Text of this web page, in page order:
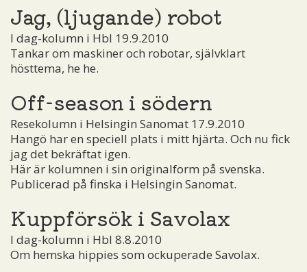
Jag, (ljugande) robot
I dag-kolumn i Hbl 19.9.2010
Tankar om maskiner och robotar, självklart
hösttema, he he.
Off-season i södern
Resekolumn i Helsingin Sanomat 17.9.2010
Hangö har en speciell plats i mitt hjärta. Och nu fick
jag det bekräftat igen.
Här är kolumnen i sin originalform på svenska.
Publicerad på finska i Helsingin Sanomat.
Kuppförsök i Savolax
I dag-kolumn i Hbl 8.8.2010
Om hemska hippies som ockuperade Savolax.